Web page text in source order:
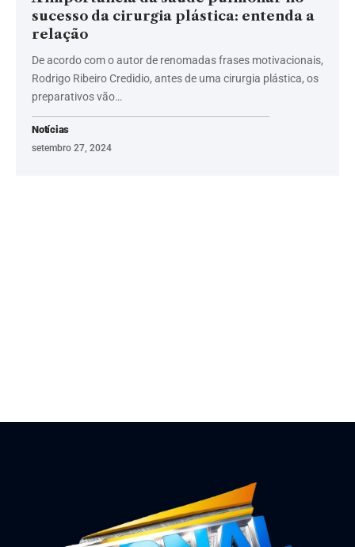
sucesso da cirurgia plástica: entenda a
relação
De acordo com o autor de renomadas frases motivacionais,
Rodrigo Ribeiro Credidio, antes de uma cirurgia plástica, os
preparativos vão…
Notícias
setembro 27, 2024